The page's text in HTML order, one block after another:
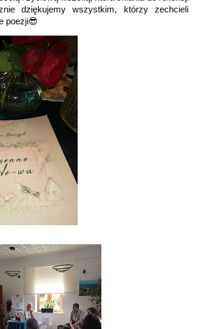
dziękujemy wszystkim, którzy zechcieli
poezji😎